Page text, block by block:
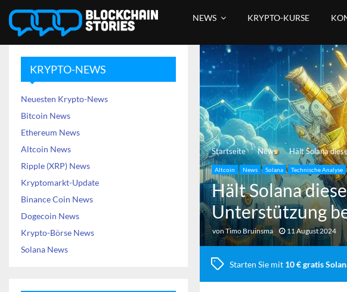
NEWS KRYPTO-KURSE
Startseite News Hält Solana
Altcoin News Solana Technische Analyse
Hält Solana
Unterstützung
von Timo Bruinsma 11 August 2024
Starten Sie mit 10 € gratis
KRYPTO-NEWS
Neuesten Krypto-News
Bitcoin News
Ethereum News
Altcoin News
Ripple (XRP) News
Kryptomarkt-Update
Binance Coin News
Dogecoin News
Krypto-Börse News
Solana News